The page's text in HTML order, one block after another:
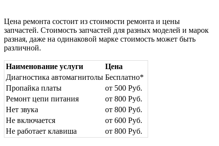
Цена ремонта состоит из стоимости ремонта и цены
запчастей. Стоимость запчастей для разных моделей и марок
разная, даже на одинаковой марке стоимость может быть
различной.
Наименование услуги
Цена
Диагностика автомагнитолы Бесплатно*
Пропайка платы
от 500 Руб.
Ремонт цепи питания
от 800 Руб.
Нет звука
от 800 Руб.
Не включается
от 600 Руб.
Не работает клавиша
от 800 Руб.